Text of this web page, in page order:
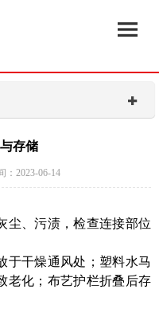
存储
：2023-06-14
尘、污渍，检查连接部位
于干燥通风处；塑料水马
老化；布艺护栏折叠后存